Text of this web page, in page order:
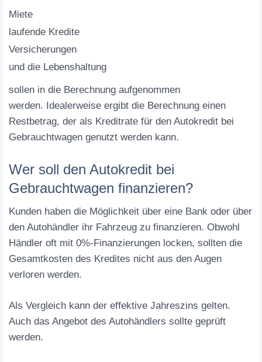
Miete
laufende Kredite
Versicherungen
und die Lebenshaltung
sollen in die Berechnung aufgenommen
werden. Idealerweise ergibt die Berechnung einen
Restbetrag, der als Kreditrate für den Autokredit bei
Gebrauchtwagen genutzt werden kann.
Wer soll den Autokredit bei
Gebrauchtwagen finanzieren?
Kunden haben die Möglichkeit über eine Bank oder über
den Autohändler ihr Fahrzeug zu finanzieren. Obwohl
Händler oft mit 0%-Finanzierungen locken, sollten die
Gesamtkosten des Kredites nicht aus den Augen
verloren werden.
Als Vergleich kann der effektive Jahreszins gelten.
Auch das Angebot des Autohändlers sollte geprüft
werden.